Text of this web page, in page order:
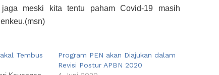
meski kita tentu paham Covid-19 masih
Tembus
Program PEN akan Diajukan dalam
Revisi Postur APBN 2020